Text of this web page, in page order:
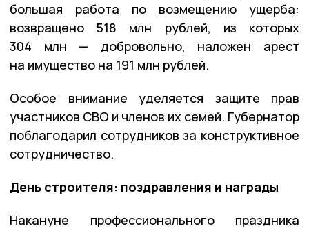
большая работа по возмещению ущерба:
возвращено 518 млн рублей, из которых
304 млн — добровольно, наложен арест
на имущество на 191 млн рублей.
Особое внимание уделяется защите прав
участников СВО и членов их семей. Губернатор
поблагодарил сотрудников за конструктивное
сотрудничество.
День строителя: поздравления и награды
Накануне профессионального праздника